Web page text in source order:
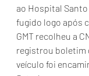
ao Hospital
fugido logo após
GMT recolheu a
registrou boletim
veículo foi